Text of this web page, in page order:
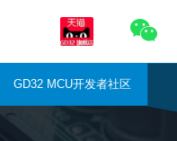

GD32 MCU开发者社区